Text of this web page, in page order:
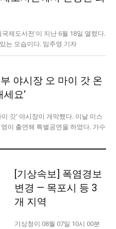
제도서전'이 지난 6월 18일 열렸다.
최강록 셰프의 북토크가 진행되고 있는 모습이다. 임주영 기자
야시장 오 마이 갓 온
요’
갓' 야시장이 개막했다. 이날 미스
이 출연해 특별공연을 하였다. 가수
[기상속보] 폭염경보
변경 — 목포시 등 3
개 지역
기상청이 08월 07일 10시 00분